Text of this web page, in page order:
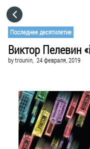
Последнее десятилетие
Виктор Пелевин
bytrounin, 24 февраля, 2019